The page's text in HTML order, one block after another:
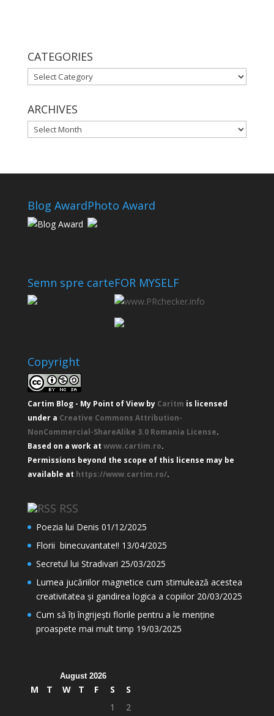
CATEGORIES
CATEGORIES
ARCHIVES
ARCHIVES
Blog AwardPhoto Award
Semn spre carteFOR MYSELF
Copyright
Cartim Blog - My Point of Viewby Caritm is licensed
under a Creative Commons Attribution-
NonCommercial-ShareAlike 3.0 Romania License.
Based on a work at www.cartim.ro.
Permissions beyond the scope of this license may be
available at https://www.cartim.ro/.
RSS
Poezia lui Denis 01/12/2025
Florii binecuvantate!! 13/04/2025
Secretul lui Stradivari 25/03/2025
Lumea jucăriilor magnetice cum stimulează acestea
creativitatea și gandirea logica a copiilor 20/03/2025
Cum să îți îngrijești florile pentru a le menține
proaspete mai mult timp 19/03/2025
August 2026
M T W T F S
S
1
2